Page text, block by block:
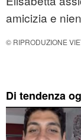
amicizia e
© RIPRODUZIONE
Di tendenza